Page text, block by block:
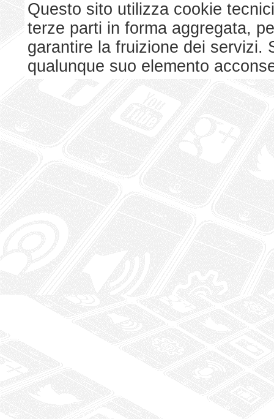
Questo sito utilizza cookie
terze parti in forma aggregata,
garantire la fruizione dei servizi.
qualunque suo elemento